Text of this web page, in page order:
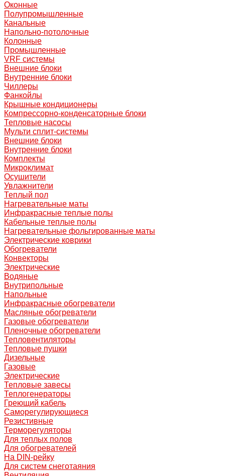
Оконные
Полупромышленные
Канальные
Напольно-потолочные
Колонные
Промышленные
VRF системы
Внешние блоки
Внутренние блоки
Чиллеры
Фанкойлы
Крышные кондиционеры
Компрессорно-конденсаторные блоки
Тепловые насосы
Мульти сплит-системы
Внешние блоки
Внутренние блоки
Комплекты
Микроклимат
Осушители
Увлажнители
Теплый пол
Нагревательные маты
Инфракрасные теплые полы
Кабельные теплые полы
Нагревательные фольгированные маты
Электрические коврики
Обогреватели
Конвекторы
Электрические
Водяные
Внутрипольные
Напольные
Инфракрасные обогреватели
Масляные обогреватели
Газовые обогреватели
Пленочные обогреватели
Тепловентиляторы
Тепловые пушки
Дизельные
Газовые
Электрические
Тепловые завесы
Теплогенераторы
Греющий кабель
Саморегулирующиеся
Резистивные
Терморегуляторы
Для теплых полов
Для обогревателей
На DIN-рейку
Для систем снеготаяния